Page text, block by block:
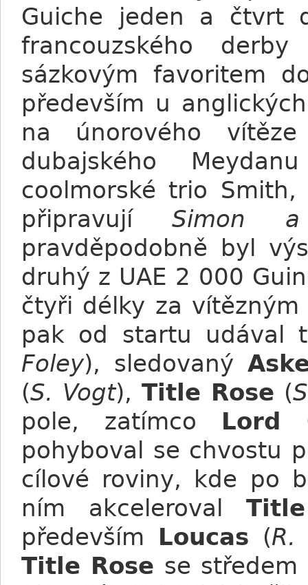
Guiche jeden a čtvrt
francouzského
sázkovým favoritem
především u
na únorového
dubajského
coolmorské trio
připravujíSimon
pravděpodobně byl
druhý z UAE 2 000
čtyři délky za
pak od startu udával
Foley), sledovaný
(S. Vogt),Title Rose (
pole, zatímco Lord
pohyboval se chvostu
cílové roviny, kde po
ním akceleroval
především Loucas (R.
Title Rose se